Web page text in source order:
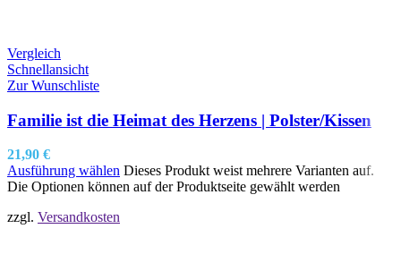
Vergleich
Schnellansicht
Zur Wunschliste
Familie ist die Heimat des Herzens | Polster/Kissen
21,90 €
Ausführung wählen Dieses Produkt weist mehrere Varianten auf.
Die Optionen können auf der Produktseite gewählt werden
zzgl. Versandkosten